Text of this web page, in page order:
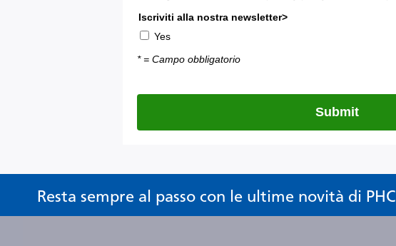
Resta sempre al passo con le ultime novità di PHC